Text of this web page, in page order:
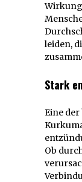
leiden,
Stark
Eine
Ob